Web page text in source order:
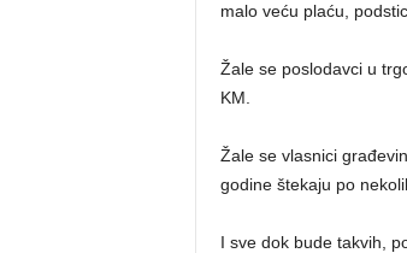
malo veću plaću,
Žale se poslodavci u
KM.
Žale se vlasnici
godine štekaju po
I sve dok bude takvih,